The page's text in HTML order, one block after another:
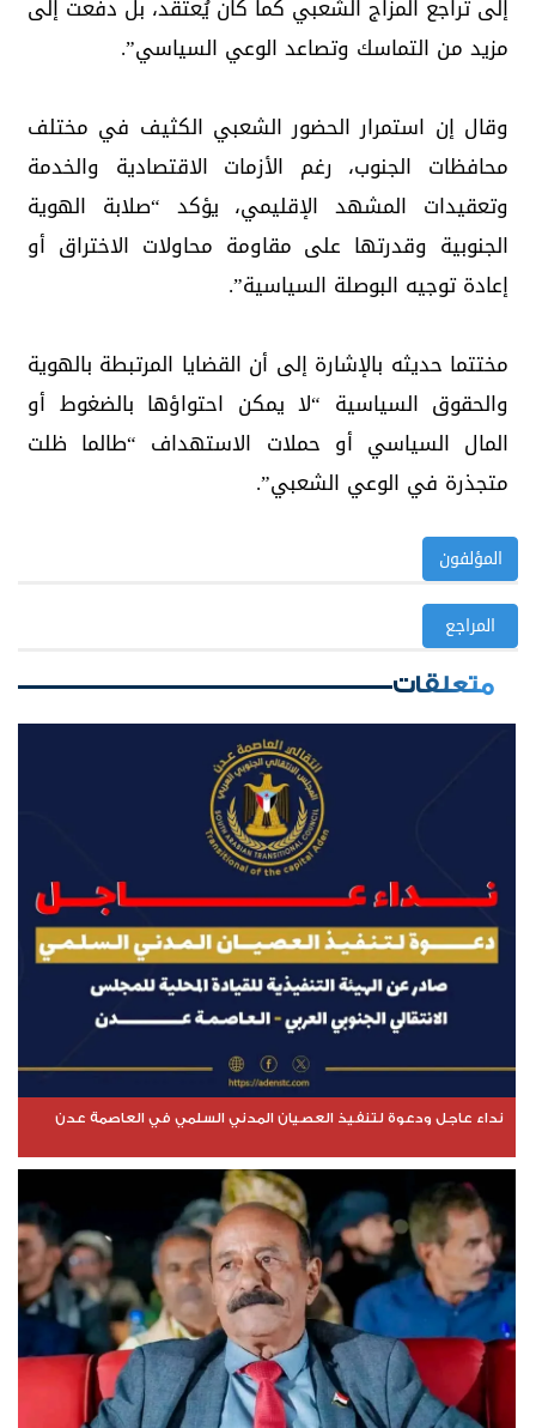
إلى تراجع المزاج الشعبي كما كان يُعتقد، بل دفعت إلى
مزيد من التماسك وتصاعد الوعي السياسي”.
وقال إن استمرار الحضور الشعبي الكثيف في مختلف
محافظات الجنوب، رغم الأزمات الاقتصادية والخدمة
وتعقيدات المشهد الإقليمي، يؤكد “صلابة الهوية
الجنوبية وقدرتها على مقاومة محاولات الاختراق أو
إعادة توجيه البوصلة السياسية”.
مختتما حديثه بالإشارة إلى أن القضايا المرتبطة بالهوية
والحقوق السياسية “لا يمكن احتواؤها بالضغوط أو
المال السياسي أو حملات الاستهداف “طالما ظلت
متجذرة في الوعي الشعبي”.
المؤلفون
المراجع
متعلقات
نداء عاجل ودعوة لتنفيذ العصيان المدني السلمي في العاصمة عدن